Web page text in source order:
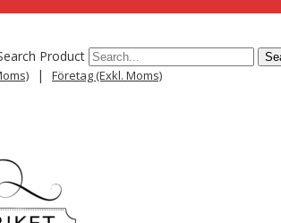
Product
| Företag (exkl. Moms)